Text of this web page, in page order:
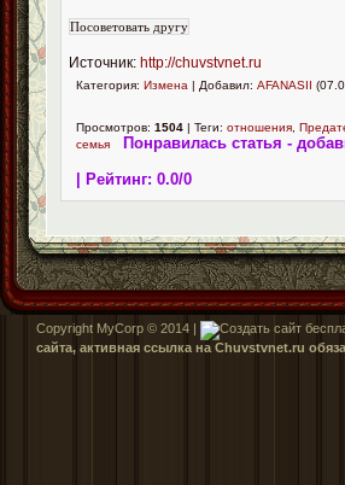
Источник: http://chuvstvnet.ru
Категория: Измена | Добавил: AFANASII
Просмотров: 1504 | Теги: отношения
семья
Понравилась статья -
| Рейтинг: 0.0/0
Copyright MyCorp © 2014 |
сайта, активная ссылка на Сhuvstvnet.ru